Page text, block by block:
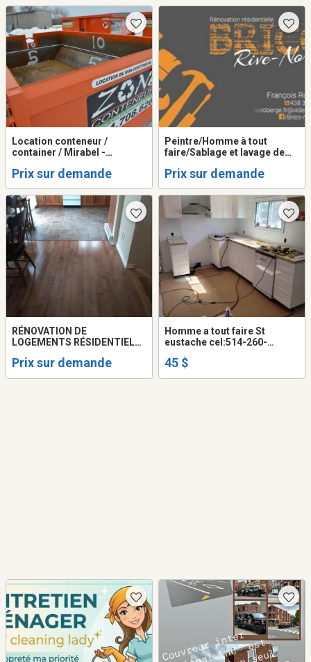
Location conteneur /
container / Mirabel -
Laval - Montréal - Blainville
Prix sur demande
Peintre/Homme à tout
faire/Sablage et lavage de
patio/
Prix sur demande
RÉNOVATION DE
LOGEMENTS RÉSIDENTIELS
PLANCHER FLOTTANT,
Prix sur demande
Homme a tout faire St
eustache cel:514-260-
moi(Danny).Prix a l heure ou
45 $